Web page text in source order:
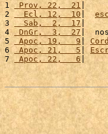
1 Prov, 22,  21 |
2
  Ecl, 12,  10
|
3
  Sab,  2,  17
|
4 DnGr,  3,  27 |
5
Apoc, 19,   9 |
6 Apoc, 21,   5 |
7
Apoc, 22,   6